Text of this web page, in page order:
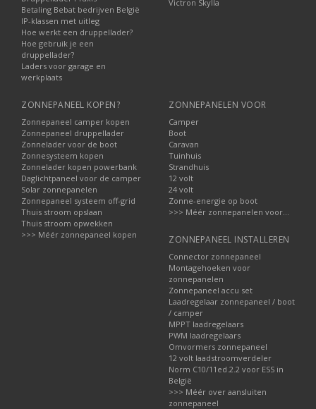
Betaling Bebat bedrijven België
IP-klassen met uitleg
Hoe werkt een druppellader?
Hoe gebruik je een
druppellader?
Laders voor garage en
werkplaats
Victron Skylla
ZONNEPANEEL KOPEN?
Zonnepaneel camper kopen
Zonnepaneel druppellader
Zonnelader voor de boot
Zonnesysteem kopen
Zonnelader kopen powerbank
Daglichtpaneel voor de camper
Solar zonnepanelen
Zonnepaneel systeem off-grid
Thuis stroom opslaan
Thuis stroom opwekken
>>> Méér zonnepaneel kopen
ZONNEPANELEN VOOR
Camper
Boot
Caravan
Tuinhuis
Strandhuis
12 volt
24 volt
Zonne-energie op boot
>>> Méér zonnepanelen voor...
ZONNEPANEEL INSTALLEREN
Connector zonnepaneel
Montagehoeken voor
zonnepanelen
Zonnepaneel accu set
Laadregelaar zonnepaneel / boot
/ camper
MPPT laadregelaars
PWM laadregelaars
Omvormers zonnepaneel
12 volt laadstroomverdeler
Norm C10/11ed.2.2 voor ESS in
België
>>> Méér over aansluiten
zonnepaneel